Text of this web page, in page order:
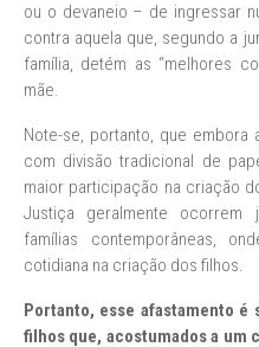
ou o devaneio – de ingressar
contra aquela que, segundo a
família, detém as “melhores
mãe.
Note-se, portanto, que embora
com divisão tradicional de
maior participação na criação
Justiça geralmente ocorrem
famílias contemporâneas,
cotidiana na criação dos filhos.
Portanto, esse afastamento
filhos que, acostumados a um